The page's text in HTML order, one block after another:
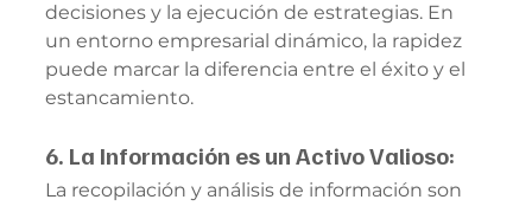
decisiones y la ejecución de estrategias. En
un entorno empresarial dinámico, la rapidez
puede marcar la diferencia entre el éxito y el
estancamiento.
6. La Información es un Activo Valioso:
La recopilación y análisis de información son